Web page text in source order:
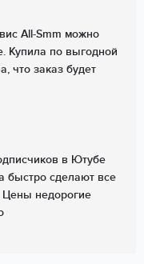
All-Smm можно
Купила по выгодной
что заказ будет
в Ютубе
быстро сделают все
Цены недорогие